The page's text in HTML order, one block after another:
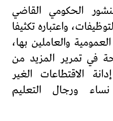
الحكومي القاضي
واعتباره تكثيفا
والعاملين بها،
في تمرير المزيد من
الاقتطاعات الغير
ورجال التعليم